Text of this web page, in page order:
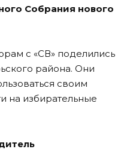
Собрания нового
с «СВ» поделились
района. Они
своим
на избирательные